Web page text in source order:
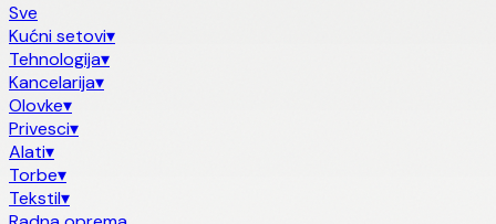
Sve
Kućni setovi▾
Tehnologija▾
Kancelarija▾
Olovke▾
Privesci▾
Alati▾
Torbe▾
Tekstil▾